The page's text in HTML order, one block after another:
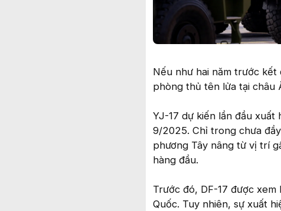
Nếu như hai năm trước
phòng thủ tên lửa tại châu
YJ-17 dự kiến lần đầu
9/2025. Chỉ trong chưa
phương Tây nâng từ vị trí
hàng đầu.
Trước đó, DF-17 được
Quốc. Tuy nhiên, sự xuất